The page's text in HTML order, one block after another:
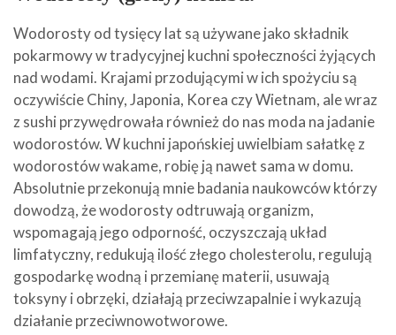
Wodorosty od tysięcy lat są używane jako składnik
pokarmowy w tradycyjnej kuchni społeczności żyjących
nad wodami. Krajami przodującymi w ich spożyciu są
oczywiście Chiny, Japonia, Korea czy Wietnam, ale wraz
z sushi przywędrowała również do nas moda na jadanie
wodorostów. W kuchni japońskiej uwielbiam sałatkę z
wodorostów wakame, robię ją nawet sama w domu.
Absolutnie przekonują mnie badania naukowców którzy
dowodzą, że wodorosty odtruwają organizm,
wspomagają jego odporność, oczyszczają układ
limfatyczny, redukują ilość złego cholesterolu, regulują
gospodarkę wodną i przemianę materii, usuwają
toksyny i obrzęki, działają przeciwzapalnie i wykazują
działanie przeciwnowotworowe.